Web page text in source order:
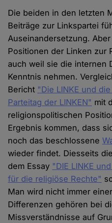
Die beiden in den letzten
Beiträge zur Linkspartei
Auseinandersetzung.
Positionen der Linken zur
auch weil sie die internen
Kenntnis nehmen.
Bericht "Die LINKE und
Parteitag der LINKEN" mit
religionspolitischen
Ergebnis kommen, dass
noch das beschlossene
wieder findet. Diesseits
dem Essay "DIE LINKE
für die religiöse Rechte"
Man wird nicht immer
Differenzen gehören bei
Missverständnisse auf